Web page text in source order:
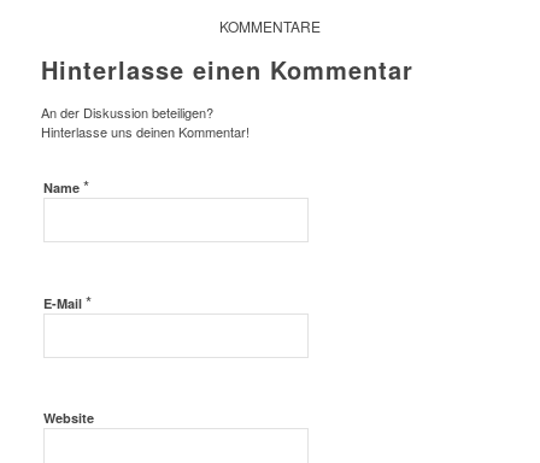
KOMMENTARE
Hinterlasse einen Kommentar
An der Diskussion beteiligen?
Hinterlasse uns deinen Kommentar!
Name *
E-Mail *
Website